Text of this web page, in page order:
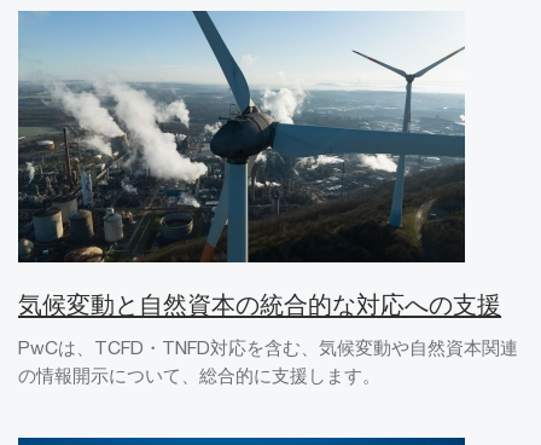
気候変動と自然資本の統合的な対応への支援
PwCは、TCFD・TNFD対応を含む、気候変動や自然資本関連
の情報開示について、総合的に支援します。